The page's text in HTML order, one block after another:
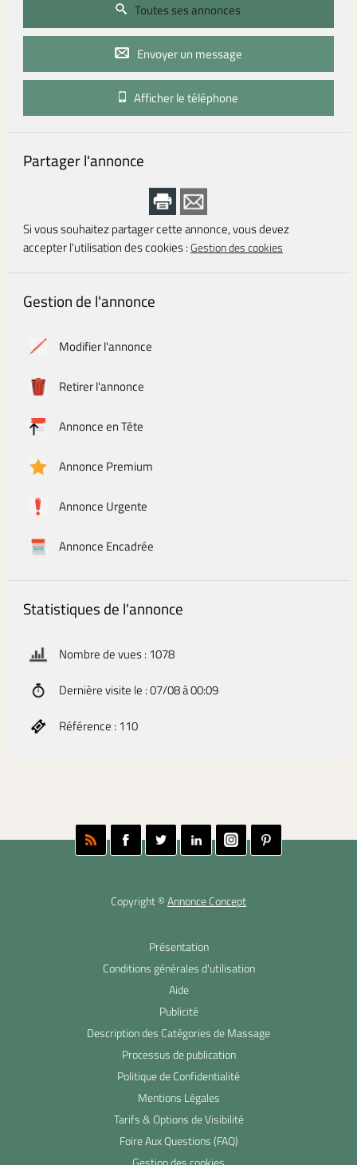
Toutes ses annonces
Envoyer un message
Afficher le téléphone
Partager l'annonce
Si vous souhaitez partager cette annonce, vous devez
accepter l'utilisation des cookies :Gestion des cookies
Gestion de l'annonce
Modifier l'annonce
Retirer l'annonce
Annonce en Tête
Annonce Premium
Annonce Urgente
Annonce Encadrée
Statistiques de l'annonce
Nombre de vues : 1078
Dernière visite le : 07/08 à 00:09
Référence : 110
Copyright ©Annonce Concept
Présentation
Conditions générales d'utilisation
Aide
Publicité
Description des Catégories de Massage
Processus de publication
Politique de Confidentialité
Mentions Légales
Tarifs & Options de Visibilité
Foire Aux Questions (FAQ)